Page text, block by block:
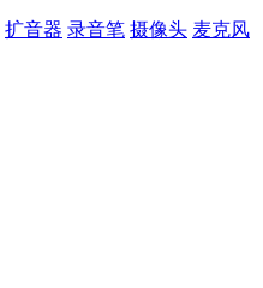
扩音器 录音笔 摄像头 麦克风